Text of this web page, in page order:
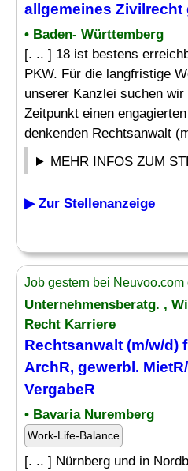
allgemeines Zivilrecht
• Baden- Württemberg
[. .. ] 18 ist bestens
PKW. Für die langfristige
unserer Kanzlei suchen
Zeitpunkt einen
denkenden Rechtsanwalt
MEHR INFOS ZUM
▶ Zur Stellenanzeige
Job gestern bei Neuvoo.com
Unternehmensberatg. ,
Recht Karriere
Rechtsanwalt (m/w/d)
ArchR, gewerbl.
VergabeR
• Bavaria Nuremberg
Work-Life-Balance
[. .. ] Nürnberg und in